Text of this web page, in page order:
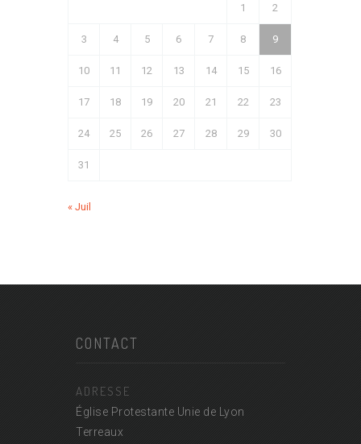
1 2
3 4 5 6 7 8 9
10 11 12 13 14 15 16
17 18 19 20 21 22 23
24 25 26 27 28 29 30
31
« Juil
CONTACT
ADRESSE
Église Protestante Unie de Lyon
Terreaux